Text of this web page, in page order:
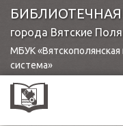
города Вятские
МБУК
система»